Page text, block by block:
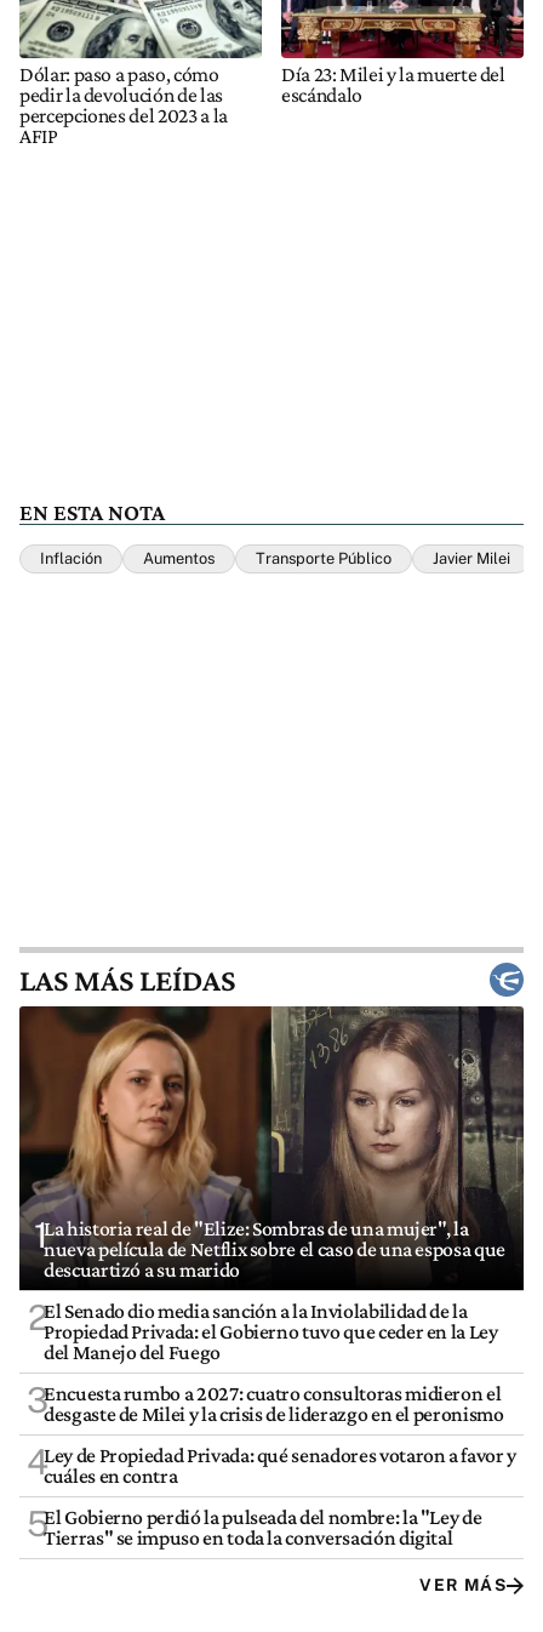
Dólar: paso a paso, cómo
pedir la devolución de las
percepciones del 2023 a la
AFIP
Día 23: Milei y la muerte del
escándalo
EN ESTA NOTA
Inflación Aumentos Transporte Público Javier Milei
LAS MÁS LEÍDAS
1La historia real de "Elize: Sombras de una mujer", la
nueva película de Netflix sobre el caso de una esposa que
descuartizó a su marido
2El Senado dio media sanción a la Inviolabilidad de la
Propiedad Privada: el Gobierno tuvo que ceder en la Ley
del Manejo del Fuego
3Encuesta rumbo a 2027: cuatro consultoras midieron el
desgaste de Milei y la crisis de liderazgo en el peronismo
4Ley de Propiedad Privada: qué senadores votaron a favor y
cuáles en contra
5El Gobierno perdió la pulseada del nombre: la "Ley de
Tierras" se impuso en toda la conversación digital
VER MÁS